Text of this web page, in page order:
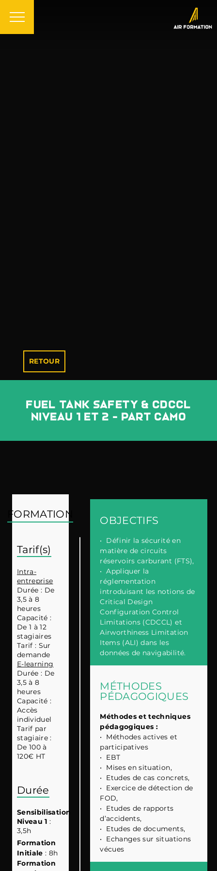
RETOUR
FUEL TANK SAFETY & CDCCL
NIVEAU 1 ET 2 - PART CAMO
FORMATION
Tarif(s)
Intra-
entreprise
Durée : De
3,5 à 8
heures
Capacité :
De 1 à 12
stagiaires
Tarif : Sur
demande
E-learning
Durée : De
3,5 à 8
heures
Capacité :
Accès
individuel
Tarif par
stagiaire :
De 100 à
120€ HT
Durée
Sensibilisation
Niveau 1:
3,5h
Formation
Initiale : 8h
Formation
OBJECTIFS
•
Définir la sécurité en
matière de circuits
réservoirs carburant (FTS),
• Appliquer la
réglementation
introduisant les notions de
Critical Design
Configuration Control
Limitations (CDCCL) et
Airworthiness Limitation
Items (ALI) dans les
données de navigabilité.
MÉTHODES
PÉDAGOGIQUES
Méthodes et techniques
pédagogiques :
•
Méthodes actives et
participatives
•
EBT
•
Mises en situation,
•
Etudes de cas concrets,
•
Exercice de détection de
FOD,
•
Etudes de rapports
d’accidents,
•
Etudes de documents,
•
Echanges sur situations
vécues